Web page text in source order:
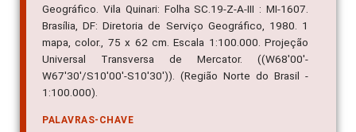
Geográfico. Vila Quinari: Folha SC.19-Z-A-III : MI-1607.
Brasília, DF: Diretoria de Serviço Geográfico, 1980. 1
mapa, color., 75 x 62 cm. Escala 1:100.000. Projeção
Universal Transversa de Mercator. ((W68'00'-
W67'30'/S10'00'-S10'30')). (Região Norte do Brasil -
1:100.000).
PALAVRAS-CHAVE